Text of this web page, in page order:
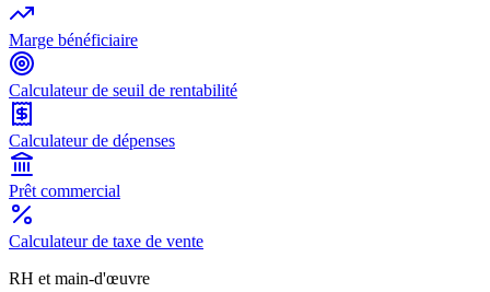
Marge bénéficiaire
Calculateur de seuil de rentabilité
Calculateur de dépenses
Prêt commercial
Calculateur de taxe de vente
RH et main-d'œuvre